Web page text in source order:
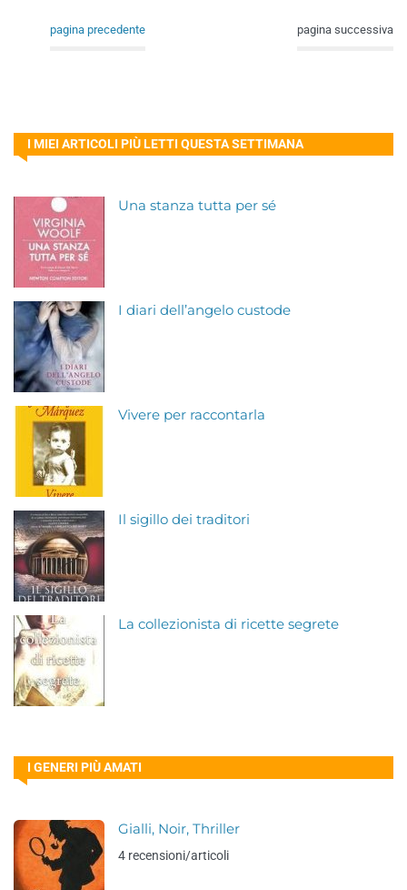
pagina precedente pagina successiva
I MIEI ARTICOLI PIÙ LETTI QUESTA SETTIMANA
Una stanza tutta per sé
I diari dell’angelo custode
Vivere per raccontarla
Il sigillo dei traditori
La collezionista di ricette segrete
I GENERI PIÙ AMATI
Gialli, Noir, Thriller
4 recensioni/articoli